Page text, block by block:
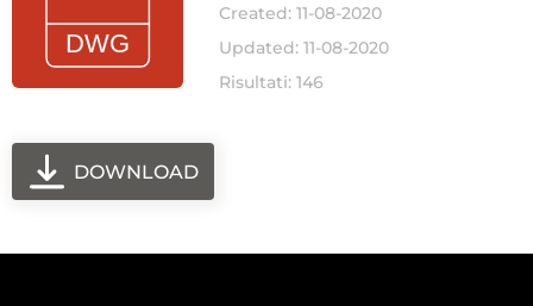
Created: 11-08-2020
Updated: 11-08-2020
Risultati: 146
DOWNLOAD